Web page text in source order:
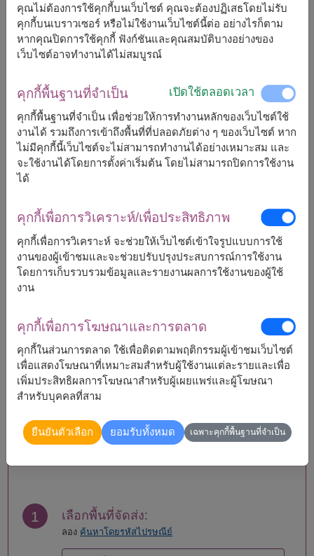
แต่สามารถกำหนดวันได้
ราคาตามพื้นที่จัดส่ง
เริ่มต้นที่ ฿1,990
หมายเหตุ:
ตระกร้า/แพ็กเกจ อาจจะแตกต่างจากรูปบ้าง
ถ้าสินค้าบางชนิดไม่สามารถหามาได้ในฤดูกาลนั้นๆ
จัดส่งได้
ทั่วประเทศ
1 เลือกพื้นที่จัดส่ง:
ลอง ค้นหาโดยรหัสไปรษณีย์
คุณไม่ต้องการใช้คุกกี้บนเว็บไซต์ คุณจะต้องปฏิเสธโดยไม่รับ
คุกกี้บนเบราวเซอร์ หรือไม่ใช้งานเว็บไซต์นี้ต่อ อย่างไรก็ตาม
หากคุณปิดการใช้คุกกี้ ฟังก์ชันและคุณสมบัติบางอย่างของ
เว็บไซต์อาจทำงานได้ไม่สมบูรณ์
คุกกี้พื้นฐานที่จำเป็น เปิดใช้ตลอดเวลา
คุกกี้พื้นฐานที่จำเป็น เพื่อช่วยให้การทำงานหลักของเว็บไซต์ใช้
งานได้ รวมถึงการเข้าถึงพื้นที่ที่ปลอดภัยต่าง ๆ ของเว็บไซต์ หาก
ไม่มีคุกกี้นี้เว็บไซต์จะไม่สามารถทำงานได้อย่างเหมาะสม และ
จะใช้งานได้โดยการตั้งค่าเริ่มต้น โดยไม่สามารถปิดการใช้งาน
ได้
คุกกี้เพื่อการวิเคราะห์/เพื่อประสิทธิภาพ
คุกกี้เพื่อการวิเคราะห์ จะช่วยให้เว็บไซต์เข้าใจรูปแบบการใช้
งานของผู้เข้าชมและจะช่วยปรับปรุงประสบการณ์การใช้งาน
โดยการเก็บรวบรวมข้อมูลและรายงานผลการใช้งานของผู้ใช้
งาน
คุกกี้เพื่อการโฆษณาและการตลาด
คุกกี้ในส่วนการตลาด ใช้เพื่อติดตามพฤติกรรมผู้เข้าชมเว็บไซต์
เพื่อแสดงโฆษณาที่เหมาะสมสำหรับผู้ใช้งานแต่ละรายและเพื่อ
เพิ่มประสิทธิผลการโฆษณาสำหรับผู้เผยแพร่และผู้โฆษณา
สำหรับบุคคลที่สาม
ยืนยันตัวเลือก ยอมรับทั้งหมด เฉพาะคุกกี้พื้นฐานที่จำเป็น